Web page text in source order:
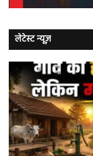
लेटेस्ट न्यूज़